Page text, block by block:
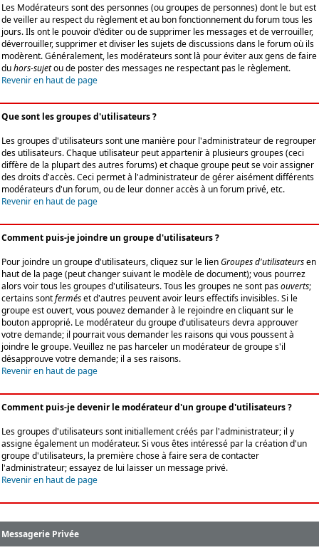
Les Modérateurs sont des personnes (ou groupes de personnes) dont le but est
de veiller au respect du règlement et au bon fonctionnement du forum tous les
jours. Ils ont le pouvoir d'éditer ou de supprimer les messages et de verrouiller,
déverrouiller, supprimer et diviser les sujets de discussions dans le forum où ils
modèrent. Généralement, les modérateurs sont là pour éviter aux gens de faire
duhors-sujetou de poster des messages ne respectant pas le règlement.
Revenir en haut de page
Que sont les groupes d'utilisateurs ?
Les groupes d'utilisateurs sont une manière pour l'administrateur de regrouper
des utilisateurs. Chaque utilisateur peut appartenir à plusieurs groupes (ceci
diffère de la plupart des autres forums) et chaque groupe peut se voir assigner
des droits d'accès. Ceci permet à l'administrateur de gérer aisément différents
modérateurs d'un forum, ou de leur donner accès à un forum privé, etc.
Revenir en haut de page
Comment puis-je joindre un groupe d'utilisateurs ?
Pour joindre un groupe d'utilisateurs, cliquez sur le lienGroupes d'utilisateursen
haut de la page (peut changer suivant le modèle de document); vous pourrez
alors voir tous les groupes d'utilisateurs. Tous les groupes ne sont pasouverts;
certains sontferméset d'autres peuvent avoir leurs effectifs invisibles. Si le
groupe est ouvert, vous pouvez demander à le rejoindre en cliquant sur le
bouton approprié. Le modérateur du groupe d'utilisateurs devra approuver
votre demande; il pourrait vous demander les raisons qui vous poussent à
joindre le groupe. Veuillez ne pas harceler un modérateur de groupe s'il
désapprouve votre demande; il a ses raisons.
Revenir en haut de page
Comment puis-je devenir le modérateur d'un groupe d'utilisateurs ?
Les groupes d'utilisateurs sont initiallement créés par l'administrateur; il y
assigne également un modérateur. Si vous êtes intéressé par la création d'un
groupe d'utilisateurs, la première chose à faire sera de contacter
l'administrateur; essayez de lui laisser un message privé.
Revenir en haut de page
Messagerie Privée